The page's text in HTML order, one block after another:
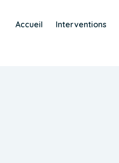
Accueil Interventions